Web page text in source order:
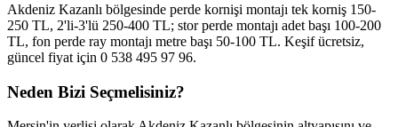
Akdeniz Kazanlı bölgesinde perde kornişi montajı tek korniş 150-
250 TL, 2'li-3'lü 250-400 TL; stor perde montajı adet başı 100-200
TL, fon perde ray montajı metre başı 50-100 TL. Keşif ücretsiz,
güncel fiyat için 0 538 495 97 96.
Neden Bizi Seçmelisiniz?